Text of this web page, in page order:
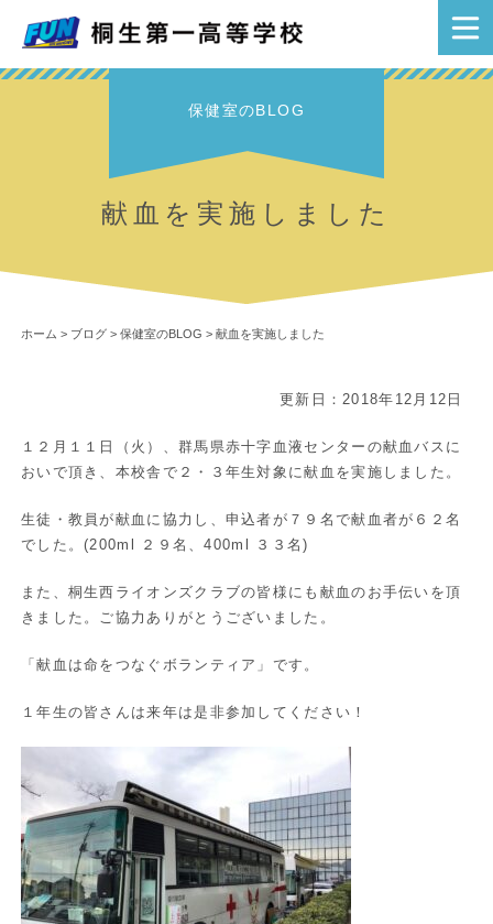
保健室のBLOG
献血を実施しました
ホーム > ブログ> 保健室のBLOG > 献血を実施しました
更新日：2018年12月12日
１２月１１日（火）、群馬県赤十字血液センターの献血バスに
おいで頂き、本校舎で２・３年生対象に献血を実施しました。
生徒・教員が献血に協力し、申込者が７９名で献血者が６２名
でした。(200ml ２９名、400ml ３３名)
また、桐生西ライオンズクラブの皆様にも献血のお手伝いを頂
きました。ご協力ありがとうございました。
「献血は命をつなぐボランティア」です。
１年生の皆さんは来年は是非参加してください！